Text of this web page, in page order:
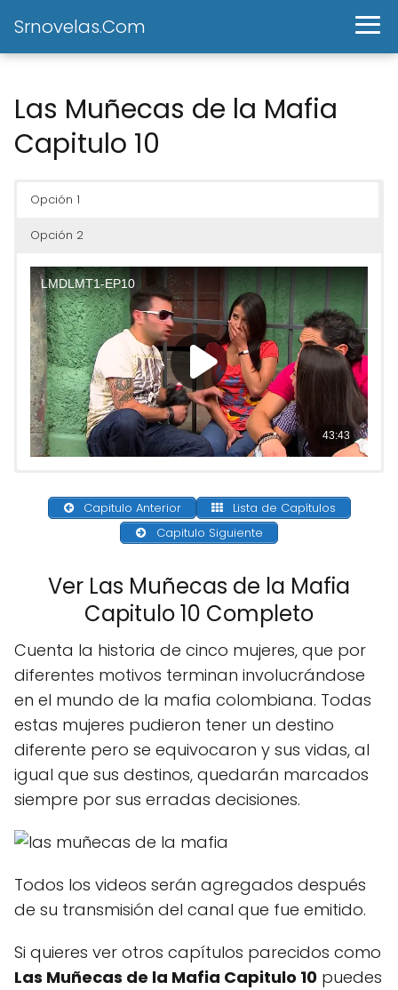
Srnovelas.Com
Las Muñecas de la Mafia
Capitulo 10
Opción 1
Opción 2
Capitulo Anterior
Lista de Capítulos
Capitulo Siguiente
Ver Las Muñecas de la Mafia
Capitulo 10 Completo
Cuenta la historia de cinco mujeres, que por
diferentes motivos terminan involucrándose
en el mundo de la mafia colombiana. Todas
estas mujeres pudieron tener un destino
diferente pero se equivocaron y sus vidas, al
igual que sus destinos, quedarán marcados
siempre por sus erradas decisiones.
Todos los videos serán agregados después
de su transmisión del canal que fue emitido.
Si quieres ver otros capítulos parecidos como
Las Muñecas de la Mafia Capitulo 10 puedes